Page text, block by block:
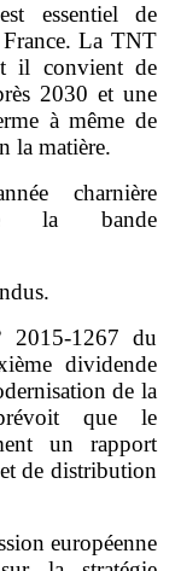
essentiel de
La TNT
il convient de
2030 et une
à même de
la matière.
charnière
la bande
du
dividende
de la
que le
un rapport
de distribution
européenne